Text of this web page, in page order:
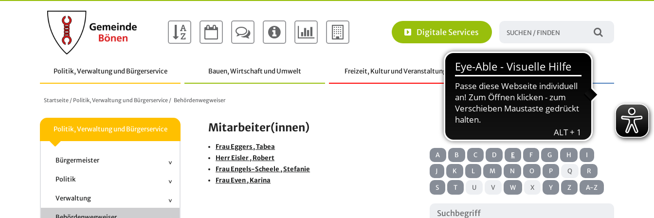
Digitale Services
Politik, Verwaltung und Bürgerservice Bauen, Wirtschaft und Umwelt Freizeit, Kultur und Veranstaltungen Familie, Bildung und Soziales
Startseite / Politik, Verwaltung und Bürgerservice / Behördenwegweiser
Politik, Verwaltung und Bürgerservice
Bürgermeister
Politik
Verwaltung
Mitarbeiter(innen)
FrauEggers, Tabea
HerrEisler, Robert
FrauEngels-Scheele , Stefanie
FrauEven, Karina
A B C D E F G H
I
J
K L M N O P Q
R
S
T U V W X Y Z A-Z